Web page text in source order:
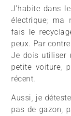
J’habite dans
électrique; ma
fais le
peux. Par
Je dois utiliser
petite voiture,
récent.
Aussi, je
pas de gazon,